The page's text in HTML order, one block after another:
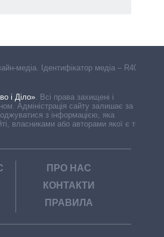
медіа. Ідентифікатор медіа – R40-
і Діло»
Всі права захищені і
Адміністрація сайту залишає за
з інформацією, яка
власниками або авторами якої є треті
ПРО НАС
КОНТАКТИ
ПРАВИЛА